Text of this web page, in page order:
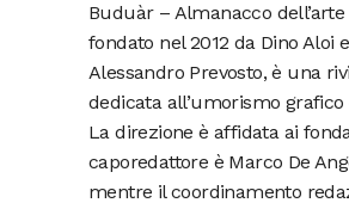
Buduàr – Almanacco dell’arte
fondato nel 2012 da Dino Aloi e
Alessandro Prevosto, è una
dedicata all’umorismo
La direzione è affidata ai
caporedattore è Marco De
mentre il coordinamento